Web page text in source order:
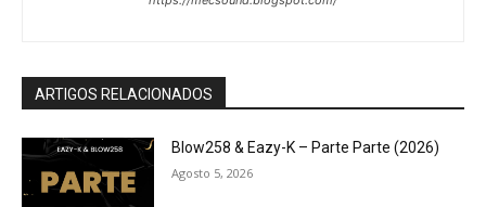
ARTIGOS RELACIONADOS
Blow258 & Eazy-K – Parte Parte (2026)
Agosto 5, 2026